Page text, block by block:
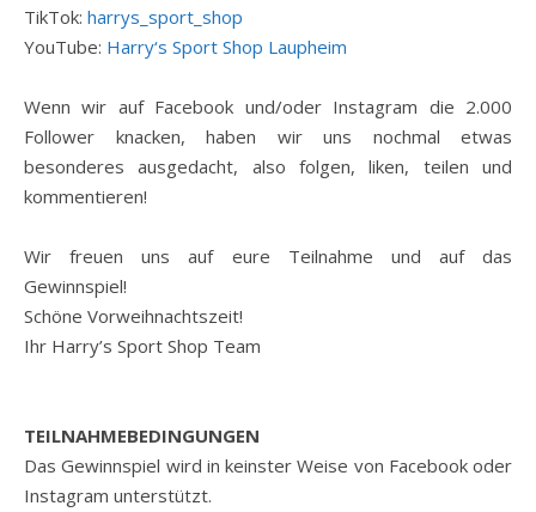
TikTok: harrys_sport_shop
YouTube: Harry‘s Sport Shop Laupheim
Wenn wir auf Facebook und/oder Instagram die 2.000
Follower knacken, haben wir uns nochmal etwas
besonderes ausgedacht, also folgen, liken, teilen und
kommentieren!
Wir freuen uns auf eure Teilnahme und auf das
Gewinnspiel!
Schöne Vorweihnachtszeit!
Ihr Harry’s Sport Shop Team
TEILNAHMEBEDINGUNGEN
Das Gewinnspiel wird in keinster Weise von Facebook oder
Instagram unterstützt.